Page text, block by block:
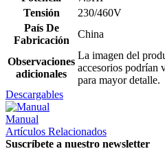
Tensión
230/460V
País De
Fabricación
China
Observaciones
adicionales
La imagen del
accesorios podrían
para mayor detalle.
Descargables
Manual
Artículos Relacionados
Suscríbete a nuestro newsletter